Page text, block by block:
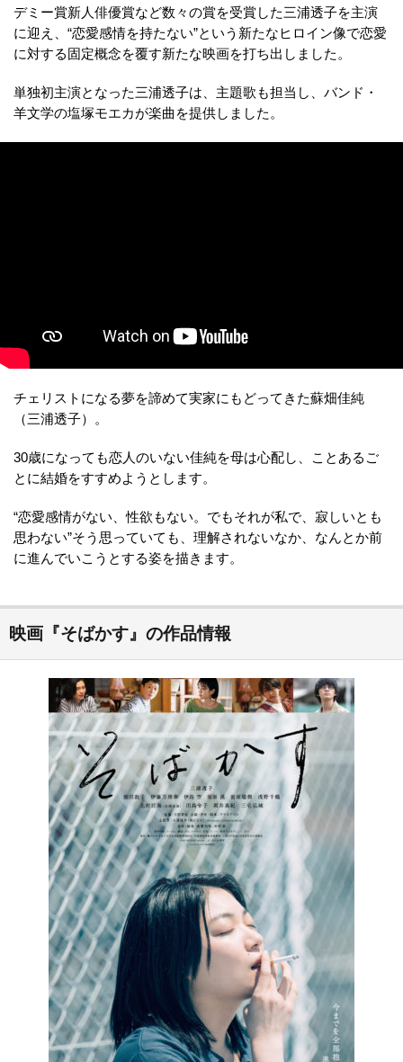
デミー賞新人俳優賞など数々の賞を受賞した三浦透子を主演
に迎え、“恋愛感情を持たない”という新たなヒロイン像で恋愛
に対する固定概念を覆す新たな映画を打ち出しました。
単独初主演となった三浦透子は、主題歌も担当し、バンド・
羊文学の塩塚モエカが楽曲を提供しました。
チェリストになる夢を諦めて実家にもどってきた蘇畑佳純
（三浦透子）。
30歳になっても恋人のいない佳純を母は心配し、ことあるご
とに結婚をすすめようとします。
“恋愛感情がない、性欲もない。でもそれが私で、寂しいとも
思わない”そう思っていても、理解されないなか、なんとか前
に進んでいこうとする姿を描きます。
映画『そばかす』の作品情報